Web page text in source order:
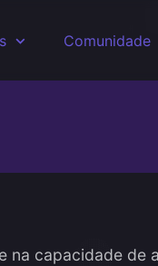
Comunidade
na capacidade de